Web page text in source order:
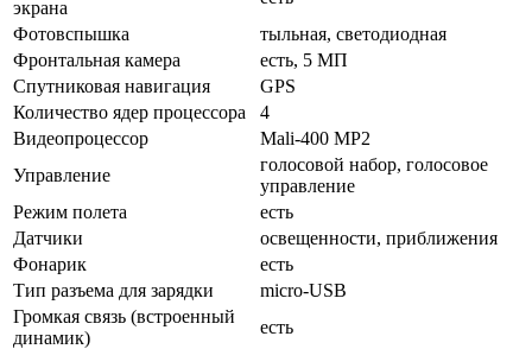
экрана
Фотовспышка
тыльная, светодиодная
Фронтальная камера
есть, 5 МП
Спутниковая навигация
GPS
Количество ядер процессора
4
Видеопроцессор
Mali-400 MP2
Управление
голосовой набор, голосовое
управление
Режим полета
есть
Датчики
освещенности, приближения
Фонарик
есть
Тип разъема для зарядки
micro-USB
Громкая связь (встроенный
динамик)
есть